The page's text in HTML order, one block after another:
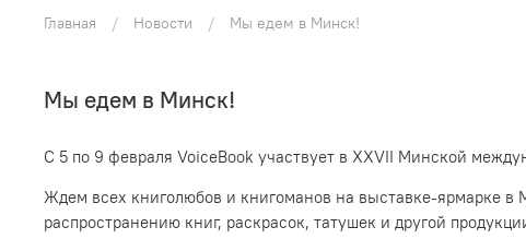
Главная Новости Мы едем в Минск!
Мы едем в Минск!
С 5 по 9 февраля VoiceBook участвует в XXVII Минской
Ждем всех книголюбов и книгоманов на выставке-ярмарке
распространению книг, раскрасок, татушек и другой